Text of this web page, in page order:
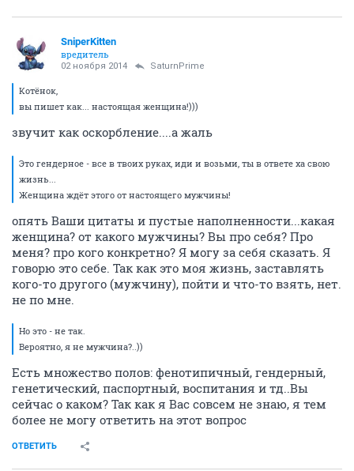
SniperKitten
вредитель
02 ноября 2014 SaturnPrime
Котёнок,
вы пишет как... настоящая женщина!)))
звучит как оскорбление....а жаль
Это гендерное - все в твоих руках, иди и возьми, ты в ответе ха свою
жизнь...
Женщина ждёт этого от настоящего мужчины!
опять Ваши цитаты и пустые наполненности...какая
женщина? от какого мужчины? Вы про себя? Про
меня? про кого конкретно? Я могу за себя сказать. Я
говорю это себе. Так как это моя жизнь, заставлять
кого-то другого (мужчину), пойти и что-то взять, нет.
не по мне.
Но это - не так.
Вероятно, я не мужчина?..))
Есть множество полов: фенотипичный, гендерный,
генетический, паспортный, воспитания и тд..Вы
сейчас о каком? Так как я Вас совсем не знаю, я тем
более не могу ответить на этот вопрос
ОТВЕТИТЬ